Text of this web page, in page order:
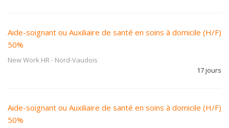
Aide-soignant ou Auxiliaire de santé en soins à domicile (H/F)
50%
New Work HR- Nord-Vaudois
17 jours
Aide-soignant ou Auxiliaire de santé en soins à domicile (H/F)
50%